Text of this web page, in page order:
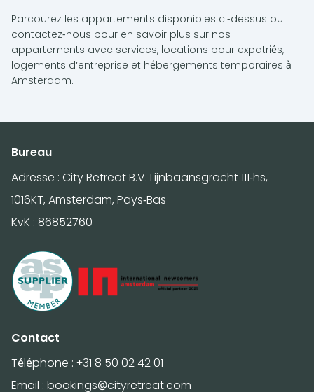
Parcourez les appartements disponibles ci-dessus ou
contactez-nous pour en savoir plus sur nos
appartements avec services, locations pour expatriés,
logements d'entreprise et hébergements temporaires à
Amsterdam.
Bureau
Adresse : City Retreat B.V. Lijnbaansgracht 111-hs,
1016KT, Amsterdam, Pays-Bas
KvK : 86852760
Contact
Téléphone : +31 8 50 02 42 01
Email : bookings@cityretreat.com